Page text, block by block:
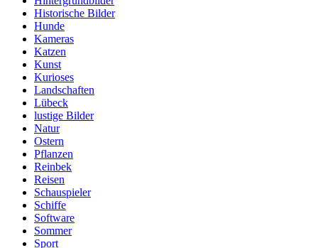
Historische Bilder
Hunde
Kameras
Katzen
Kunst
Kurioses
Landschaften
Lübeck
lustige Bilder
Natur
Ostern
Pflanzen
Reinbek
Reisen
Schauspieler
Schiffe
Software
Sommer
Sport